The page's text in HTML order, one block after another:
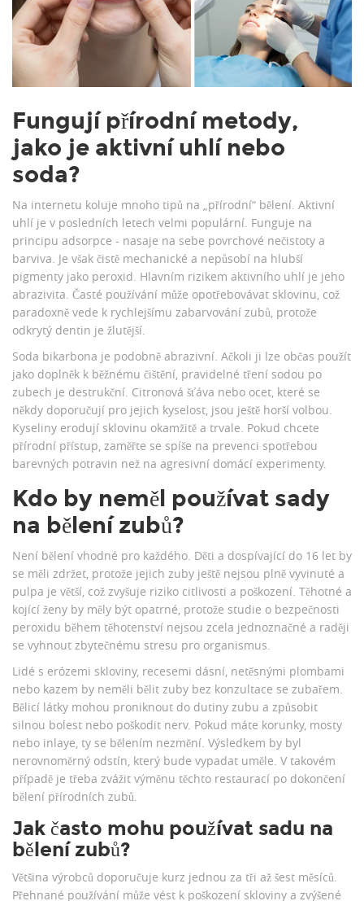
Fungují přírodní metody,
jako je aktivní uhlí nebo
soda?
Na internetu koluje mnoho tipů na „přírodní“ bělení. Aktivní
uhlí je v posledních letech velmi populární. Funguje na
principu adsorpce - nasaje na sebe povrchové nečistoty a
barviva. Je však čistě mechanické a nepůsobí na hlubší
pigmenty jako peroxid. Hlavním rizikem aktivního uhlí je jeho
abrazivita. Časté používání může opotřebovávat sklovinu, což
paradoxně vede k rychlejšímu zabarvování zubů, protože
odkrytý dentin je žlutější.
Soda bikarbona je podobně abrazivní. Ačkoli ji lze občas použít
jako doplněk k běžnému čištění, pravidelné tření sodou po
zubech je destrukční. Citronová šťáva nebo ocet, které se
někdy doporučují pro jejich kyselost, jsou ještě horší volbou.
Kyseliny erodují sklovinu okamžitě a trvale. Pokud chcete
přírodní přístup, zaměřte se spíše na prevenci spotřebou
barevných potravin než na agresivní domácí experimenty.
Kdo by neměl používat sady
na bělení zubů?
Není bělení vhodné pro každého. Děti a dospívající do 16 let by
se měli zdržet, protože jejich zuby ještě nejsou plně vyvinuté a
pulpa je větší, což zvyšuje riziko citlivosti a poškození. Těhotné a
kojící ženy by měly být opatrné, protože studie o bezpečnosti
peroxidu během těhotenství nejsou zcela jednoznačné a raději
se vyhnout zbytečnému stresu pro organismus.
Lidé s erózemi skloviny, recesemi dásní, netěsnými plombami
nebo kazem by neměli bělit zuby bez konzultace se zubařem.
Bělicí látky mohou proniknout do dutiny zubu a způsobit
silnou bolest nebo poškodit nerv. Pokud máte korunky, mosty
nebo inlaye, ty se bělením nezmění. Výsledkem by byl
nerovnoměrný odstín, který bude vypadat uměle. V takovém
případě je třeba zvážit výměnu těchto restaurací po dokončení
bělení přírodních zubů.
Jak často mohu používat sadu na
bělení zubů?
Většina výrobců doporučuje kurz jednou za tři až šest měsíců.
Přehnané používání může vést k poškození skloviny a zvýšené